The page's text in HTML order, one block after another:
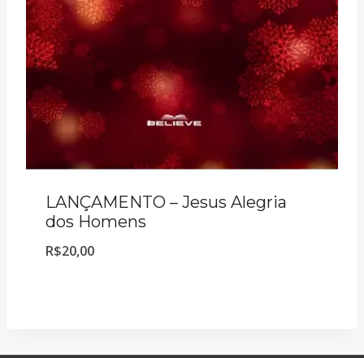
LANÇAMENTO – Jesus Alegria
dos Homens
R$20,00